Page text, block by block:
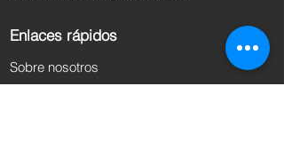
Enlaces rápidos
Sobre nosotros